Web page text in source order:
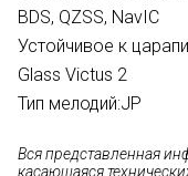
BDS, QZSS, NavIC
Устойчивое к
Glass Victus 2
Тип мелодий:JP
Вся представленная
касающаяся